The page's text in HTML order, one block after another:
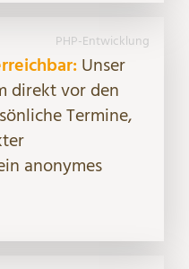
PHP-Entwicklung
Unser
direkt vor den
Termine,
anonymes